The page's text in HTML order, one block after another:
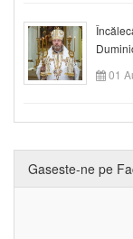
01
Gaseste-ne pe